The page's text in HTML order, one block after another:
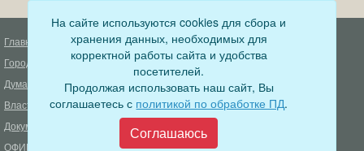
Главная
Город
Дума
Власть
Документы
ОФИЦИАЛЬНЫЙ ВЕСТНИК
Деятельность прокуратуры
Муниципальный контроль
Меры пожарной безопасности
Муниципальные закупки
Формирование комфортной
городской среды
На сайте используются cookies для сбора и
хранения данных, необходимых для
корректной работы сайта и удобства
посетителей.
Продолжая использовать наш сайт, Вы
соглашаетесь с политикой по обработке ПД.
Соглашаюсь